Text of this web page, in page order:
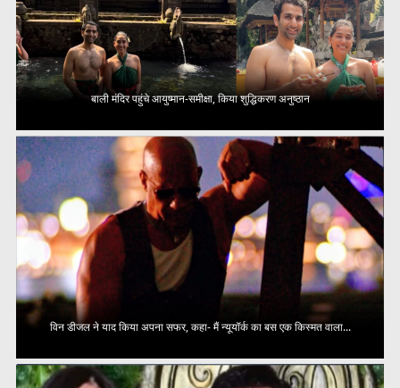
बाली मंदिर पहुंचे आयुष्मान-समीक्षा, किया शुद्धिकरण अनुष्ठान
विन डीजल ने याद किया अपना सफर, कहा- मैं न्यूयॉर्क का बस एक किस्मत वाला...